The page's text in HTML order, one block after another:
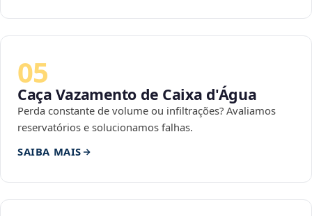
05
Caça Vazamento de Caixa d'Água
Perda constante de volume ou infiltrações? Avaliamos
reservatórios e solucionamos falhas.
SAIBA MAIS